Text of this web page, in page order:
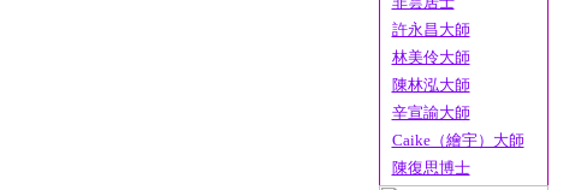
許永昌大師
林美伶大師
陳林泓大師
辛宣諭大師
Caike（繪宇）大師
陳復思博士